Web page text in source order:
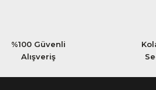
%100 Güvenli
Alışveriş